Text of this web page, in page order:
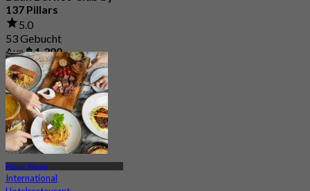
137 Pillars
5.0
53 Gebucht
Aus฿ 1,290
Phrom Phong
International